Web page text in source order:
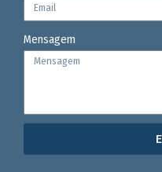
Mensagem